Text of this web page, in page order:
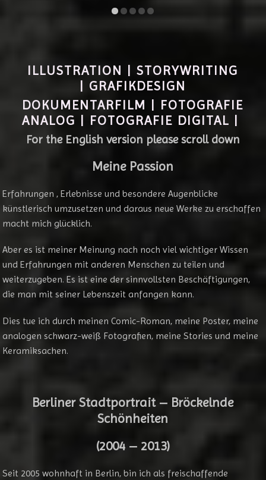
ILLUSTRATION | STORYWRITING
| GRAFIKDESIGN
DOKUMENTARFILM | FOTOGRAFIE
ANALOG | FOTOGRAFIE DIGITAL |
For the English version please scroll down
Meine Passion
Erfahrungen , Erlebnisse und besondere Augenblicke
künstlerisch umzusetzen und daraus neue Werke zu erschaffen
macht mich glücklich.
Aber es ist meiner Meinung nach noch viel wichtiger Wissen
und Erfahrungen mit anderen Menschen zu teilen und
weiterzugeben. Es ist eine der sinnvollsten Beschäftigungen,
die man mit seiner Lebenszeit anfangen kann.
Dies tue ich durch meinen Comic-Roman, meine Poster, meine
analogen schwarz-weiß Fotografien, meine Stories und meine
Keramiksachen.
Berliner Stadtportrait – Bröckelnde
Schönheiten
(2004 – 2013)
Seit 2005 wohnhaft in Berlin, bin ich als freischaffende